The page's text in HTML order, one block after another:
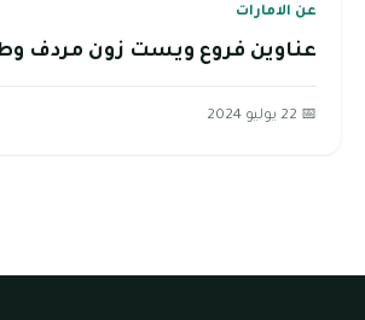
عن الامارات
عناوين فروع ويست زون مردف
📅 22 يوليو 2024